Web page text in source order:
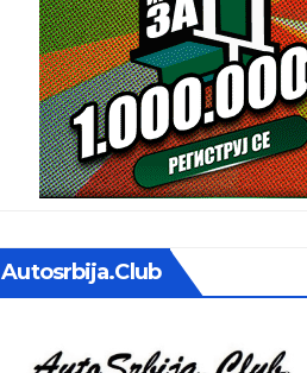
Autosrbija.club